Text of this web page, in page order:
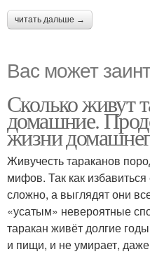
читать дальше →
Вас может
Сколько живут
домашние.
жизни
Живучесть тараканов
мифов. Так как
сложно, а выглядят они
«усатым» невероятные
таракан живёт долгие
и пищи, и не умирает,